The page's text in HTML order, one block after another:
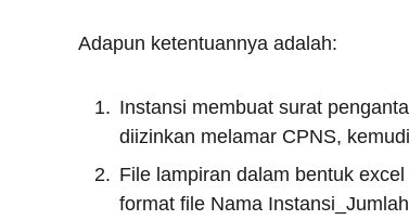
Adapun ketentuannya adalah:
Instansi membuat surat
diizinkan melamar CPNS,
File lampiran dalam bentuk
format file Nama